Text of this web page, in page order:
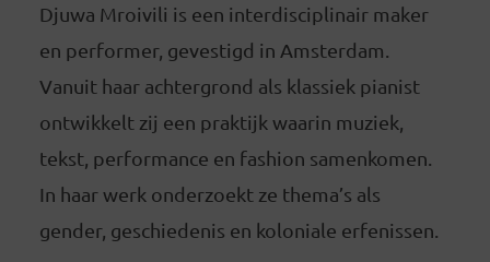
Djuwa Mroivili is een interdisciplinair maker
en performer, gevestigd in Amsterdam.
Vanuit haar achtergrond als klassiek pianist
ontwikkelt zij een praktijk waarin muziek,
tekst, performance en fashion samenkomen.
In haar werk onderzoekt ze thema’s als
gender, geschiedenis en koloniale erfenissen.